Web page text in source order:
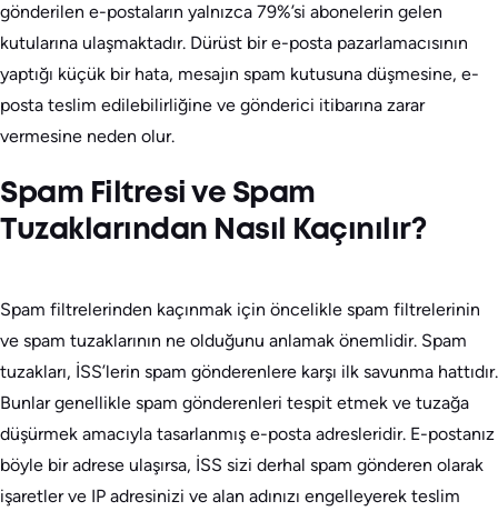
gönderilen e-postaların yalnızca 79%’si abonelerin gelen
kutularına ulaşmaktadır. Dürüst bir e-posta pazarlamacısının
yaptığı küçük bir hata, mesajın spam kutusuna düşmesine, e-
posta teslim edilebilirliğine ve gönderici itibarına zarar
vermesine neden olur.
Spam Filtresi ve Spam
Tuzaklarından Nasıl Kaçınılır?
Spam filtrelerinden kaçınmak için öncelikle spam filtrelerinin
ve spam tuzaklarının ne olduğunu anlamak önemlidir. Spam
tuzakları, İSS’lerin spam gönderenlere karşı ilk savunma hattıdır.
Bunlar genellikle spam gönderenleri tespit etmek ve tuzağa
düşürmek amacıyla tasarlanmış e-posta adresleridir. E-postanız
böyle bir adrese ulaşırsa, İSS sizi derhal spam gönderen olarak
işaretler ve IP adresinizi ve alan adınızı engelleyerek teslim